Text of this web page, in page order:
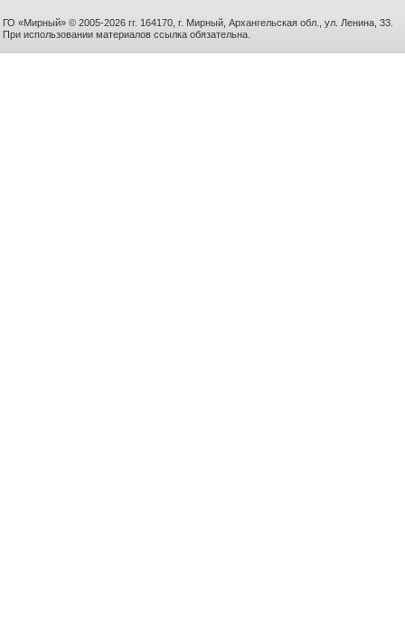
ГО «Мирный» © 2005-2026 гг. 164170, г. Мирный, Архангельская обл., ул. Ленина, 33.
При использовании материалов ссылка обязательна.